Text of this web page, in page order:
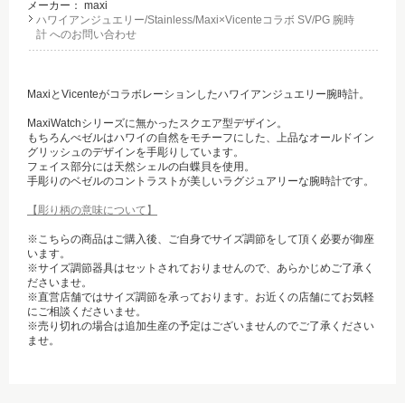
メーカー： maxi
ハワイアンジュエリー/Stainless/Maxi×Vicenteコラボ SV/PG 腕時
計 へのお問い合わせ
MaxiとVicenteがコラボレーションしたハワイアンジュエリー腕時計。
MaxiWatchシリーズに無かったスクエア型デザイン。
もちろんべゼルはハワイの自然をモチーフにした、上品なオールドイン
グリッシュのデザインを手彫りしています。
フェイス部分には天然シェルの白蝶貝を使用。
手彫りのベゼルのコントラストが美しいラグジュアリーな腕時計です。
【彫り柄の意味について】
※こちらの商品はご購入後、ご自身でサイズ調節をして頂く必要が御座
います。
※サイズ調節器具はセットされておりませんので、あらかじめご了承く
ださいませ。
※直営店舗ではサイズ調節を承っております。お近くの店舗にてお気軽
にご相談くださいませ。
※売り切れの場合は追加生産の予定はございませんのでご了承ください
ませ。